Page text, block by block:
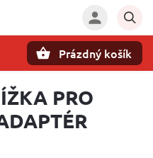
Prázdný košík
PRO